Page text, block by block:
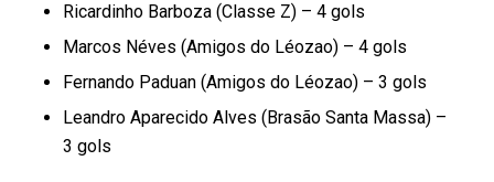
Ricardinho Barboza (Classe Z) – 4 gols
Marcos Néves (Amigos do Léozao) – 4 gols
Fernando Paduan (Amigos do Léozao) – 3 gols
Leandro Aparecido Alves (Brasão Santa Massa) –
3 gols